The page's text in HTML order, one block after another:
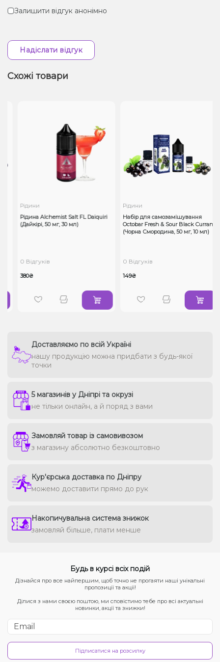
Залишити відгук анонімно
Надіслати відгук
Схожі товари
Рідини
Рідина Alchemist Salt FL Daiquiri
(Дайкірі, 50 мг, 30 мл)
0 Відгуків
380₴
Рідини
Набір для самозамішування
Octobar Fresh & Sour Black Currant
(Чорна Смородина, 50 мг, 10 мл)
0 Відгуків
149₴
Доставляємо по всій Україні
нашу продукцію можна придбати з будь-якої
точки
5 магазинів у Дніпрі та окрузі
не тільки онлайн, а й поряд з вами
Замовляй товар із самовивозом
з магазину абсолютно безкоштовно
Кур'єрська доставка по Дніпру
можемо доставити прямо до рук
Накопичувальна система знижок
замовляй більше, плати менше
Будь в курсі всіх подій
Дізнайся про все найпершим, щоб точно не прогаяти наші унікальні
пропозиції та акції!
Ділися з нами своєю поштою, ми сповістимо тебе про всі актуальні
новинки, акції та знижки!
Підписатися на розсилку